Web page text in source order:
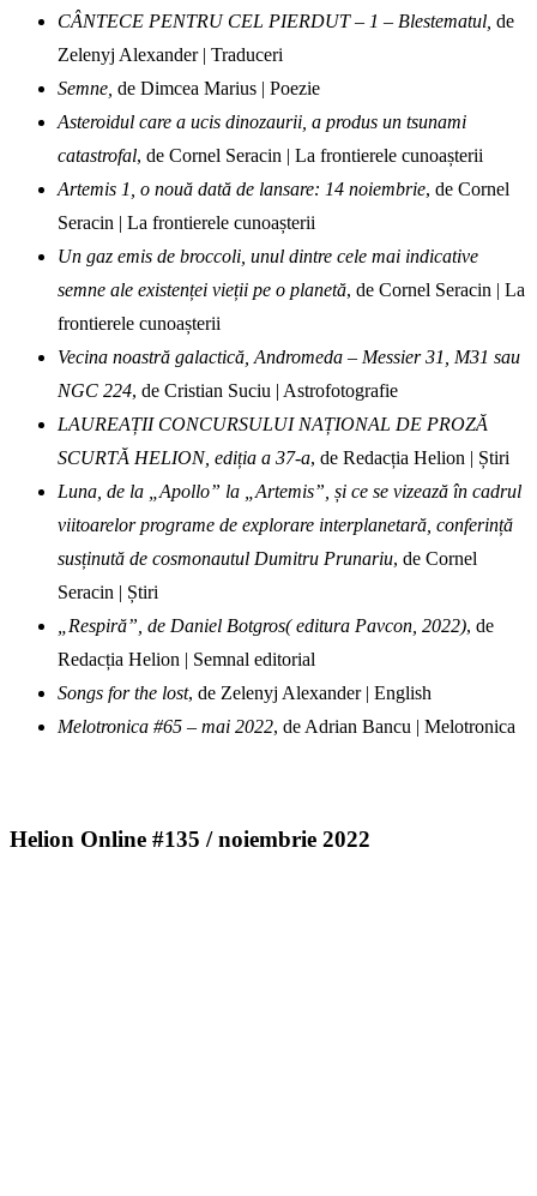
CÂNTECE PENTRU CEL PIERDUT – 1 – Blestematul, de
Zelenyj Alexander | Traduceri
Semne, de Dimcea Marius | Poezie
Asteroidul care a ucis dinozaurii, a produs un tsunami
catastrofal, de Cornel Seracin | La frontierele cunoașterii
Artemis 1, o nouă dată de lansare: 14 noiembrie, de Cornel
Seracin | La frontierele cunoașterii
Un gaz emis de broccoli, unul dintre cele mai indicative
semne ale existenței vieții pe o planetă, de Cornel Seracin | La
frontierele cunoașterii
Vecina noastră galactică, Andromeda – Messier 31, M31 sau
NGC 224, de Cristian Suciu | Astrofotografie
LAUREAȚII CONCURSULUI NAȚIONAL DE PROZĂ
SCURTĂ HELION, ediția a 37-a, de Redacția Helion | Știri
Luna, de la „Apollo” la „Artemis”, și ce se vizează în cadrul
viitoarelor programe de explorare interplanetară, conferință
susținută de cosmonautul Dumitru Prunariu, de Cornel
Seracin | Știri
„Respiră”, de Daniel Botgros( editura Pavcon, 2022), de
Redacția Helion | Semnal editorial
Songs for the lost, de Zelenyj Alexander | English
Melotronica #65 – mai 2022, de Adrian Bancu | Melotronica
Helion Online #135 / noiembrie 2022